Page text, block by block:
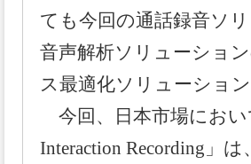
ても今回の通話録音ソ
音声解析ソリューショ
ス最適化ソリューショ
今回、日本市場におい
Interaction Recording」